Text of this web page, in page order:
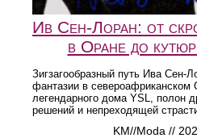
Ив Сен-Лоран: от
в Оране до
Зигзагообразный путь Ива Сен-
фантазии в североафриканском
легендарного дома YSL, полон
решений и непреходящей
KM//Moda //